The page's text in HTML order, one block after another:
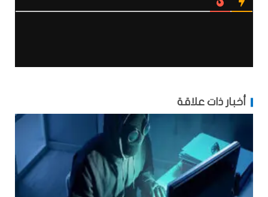
أخبار ذات علاقة